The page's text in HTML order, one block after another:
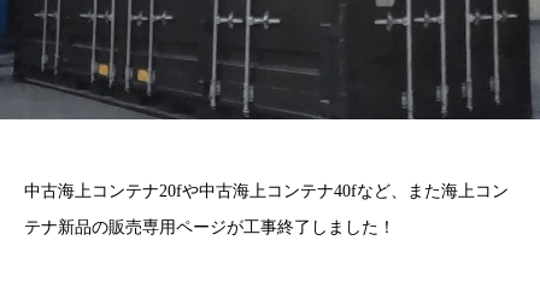
中古海上コンテナ20fや中古海上コンテナ40fなど、また海上コン
テナ新品の販売専用ページが工事終了しました！